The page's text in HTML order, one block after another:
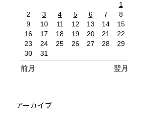
1
2
3 4 5 6 7
8
9
10 11 12 13 14
15
16
17 18 19 20 21
22
23
24 25 26 27 28
29
30
31
前月 翌月
アーカイブ